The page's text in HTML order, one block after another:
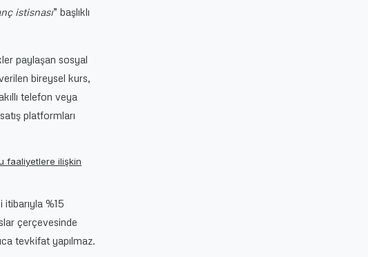
istisnası” başlıklı
paylaşan sosyal
bireysel kurs,
telefon veya
platformları
faaliyetlere ilişkin
%15
çerçevesinde
tevkifat yapılmaz.